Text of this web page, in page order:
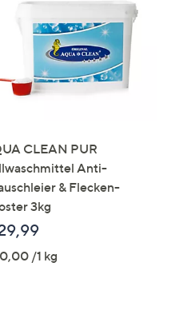
CLEAN PUR
Anti-
& Flecken-
3kg
/1 kg